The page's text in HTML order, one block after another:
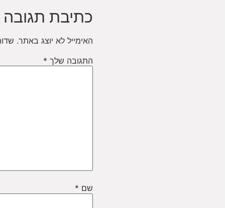
כתיבת תגובה
האימייל לא יוצג באתר.
התגובה שלך *
שם *